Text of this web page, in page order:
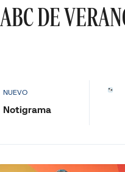
ABC DE
NUEVO
Notigrama